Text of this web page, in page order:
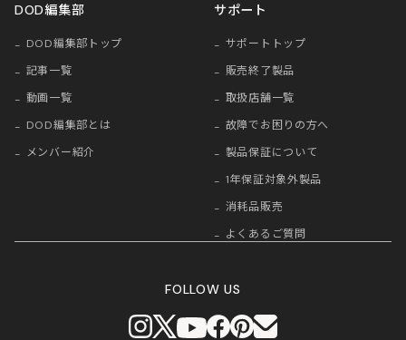
DOD編集部
DOD編集部トップ
記事一覧
動画一覧
DOD編集部とは
メンバー紹介
サポート
サポートトップ
販売終了製品
取扱店舗一覧
故障でお困りの方へ
製品保証について
1年保証対象外製品
消耗品販売
よくあるご質問
FOLLOW US